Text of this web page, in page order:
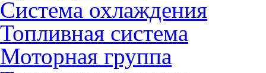
Система охлаждения
Топливная система
Моторная группа